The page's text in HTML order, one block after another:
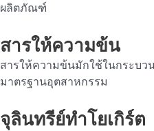
ผลิตภัณฑ์
สารให้ความข้น
สารให้ความข้นมักใช้ในกระบว
มาตรฐานอุตสาหกรรม
จุลินทรีย์ทำโยเกิร์ต